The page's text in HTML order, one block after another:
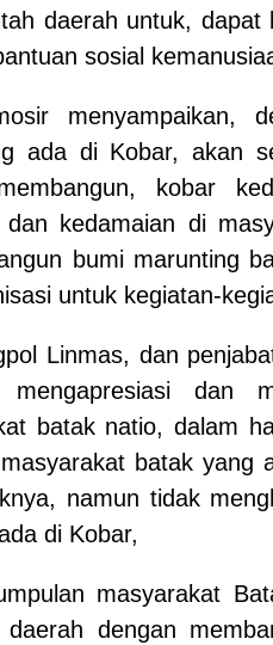
daerah untuk, dapat
sosial
menyampaikan,
ada di Kobar, akan
kobar
dan kedamaian di
bumi marunting
untuk kegiatan-
Linmas, dan
dan
batak natio, dalam
batak yang
namun tidak
di Kobar,
masyarakat
dengan